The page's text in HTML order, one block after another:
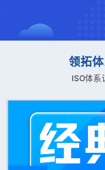
领拓
ISO体系